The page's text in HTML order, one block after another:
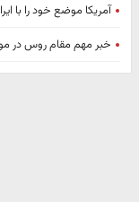
آمریکا موضع خود را با
خبر مهم مقام روس در